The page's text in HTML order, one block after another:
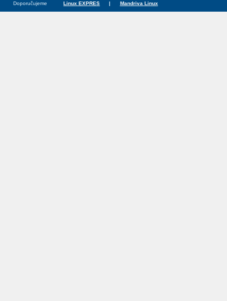
Doporučujeme Linux EXPRES | Mandriva Linux